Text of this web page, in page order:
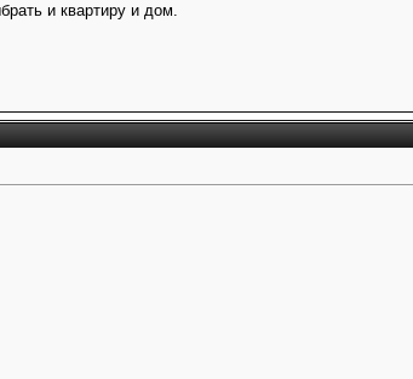
и квартиру и дом.